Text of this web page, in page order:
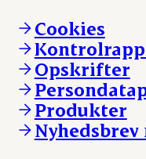
Vores resultater
Vores lokationer
Kontakt
Andelsejere - kreatur
DAT-Schaub.com
ESS-FOOD.com
Fonden Dansk
KLS.se
nordicspoor.com
Scanhide.dk
Cookies
Opskrifter
Produkter